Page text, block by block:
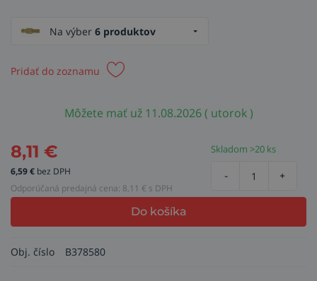
Na výber 6 produktov
Pridať do zoznamu
Môžete mať už 11.08.2026 ( utorok )
8,11 €
6,59€ bez DPH
Odporúčaná predajná cena: 8,11 € s DPH
Skladom >20 ks
- +
Do košíka
Obj. číslo B378580